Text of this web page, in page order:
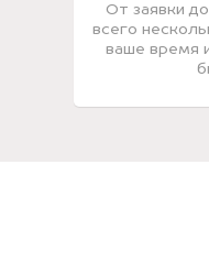
От заявки
всего
ваше время